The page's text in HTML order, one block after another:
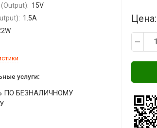
15V
1.5A
услуги:
ПО БЕЗНАЛИЧНОМУ
Цена: